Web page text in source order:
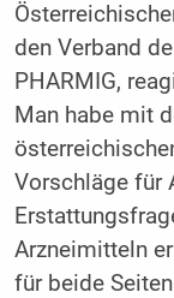
den Verband
PHARMIG,
Man habe mit
Vorschläge für
Arzneimitteln
für beide